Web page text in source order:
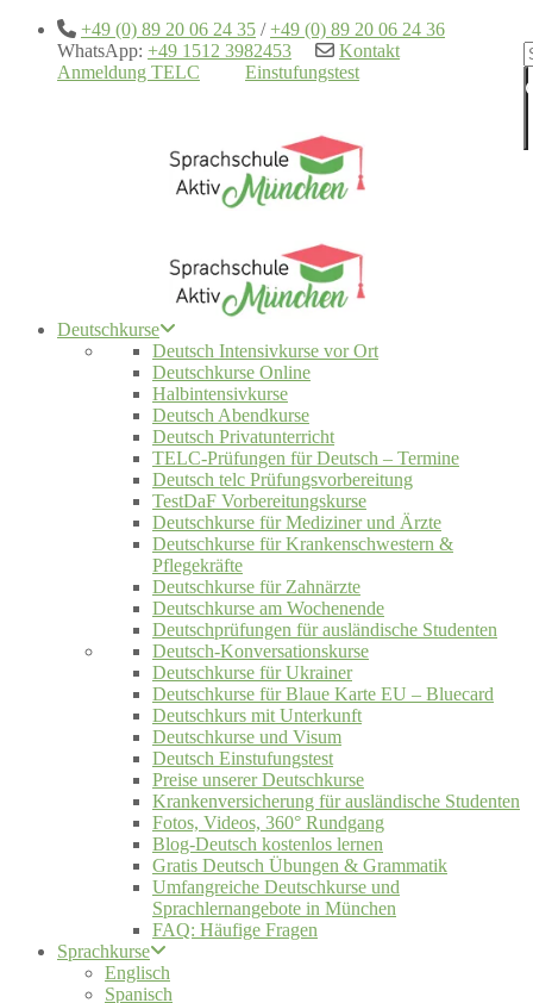
+49 (0) 89 20 06 24 35 /+49 (0) 89 20 06 24 36
WhatsApp: +49 1512 3982453
Kontakt
Anmeldung TELC
Einstufungstest
Deutschkurse
Deutsch Intensivkurse vor Ort
Deutschkurse Online
Halbintensivkurse
Deutsch Abendkurse
Deutsch Privatunterricht
TELC-Prüfungen für Deutsch – Termine
Deutsch telc Prüfungsvorbereitung
TestDaF Vorbereitungskurse
Deutschkurse für Mediziner und Ärzte
Deutschkurse für Krankenschwestern &
Pflegekräfte
Deutschkurse für Zahnärzte
Deutschkurse am Wochenende
Deutschprüfungen für ausländische Studenten
Deutsch-Konversationskurse
Deutschkurse für Ukrainer
Deutschkurse für Blaue Karte EU – Bluecard
Deutschkurs mit Unterkunft
Deutschkurse und Visum
Deutsch Einstufungstest
Preise unserer Deutschkurse
Krankenversicherung für ausländische Studenten
Fotos, Videos, 360° Rundgang
Blog-Deutsch kostenlos lernen
Gratis Deutsch Übungen & Grammatik
Umfangreiche Deutschkurse und
Sprachlernangebote in München
FAQ: Häufige Fragen
Sprachkurse
Englisch
Spanisch